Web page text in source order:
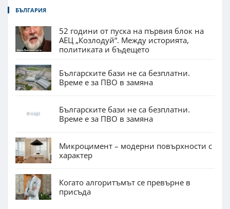
БЪЛГАРИЯ
52 години от пуска на първия блок на
АЕЦ „Козлодуй“. Между историята,
политиката и бъдещето
Българските бази не са безплатни.
Време е за ПВО в замяна
Българските бази не са безплатни.
Време е за ПВО в замяна
Микроцимент – модерни повърхности с
характер
Когато алгоритъмът се превърне в
присъда